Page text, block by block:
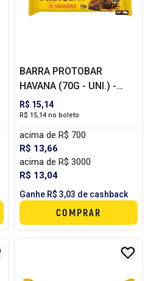
BARRA PROTOBAR
HAVANA (70G - UNI.) -
NUTRATA
R$ 15,14
R$ 15,14 no boleto
acima de R$ 700
R$ 13,66
acima de R$ 3000
R$ 13,04
Ganhe R$ 3,03 de cashback
COMPRAR